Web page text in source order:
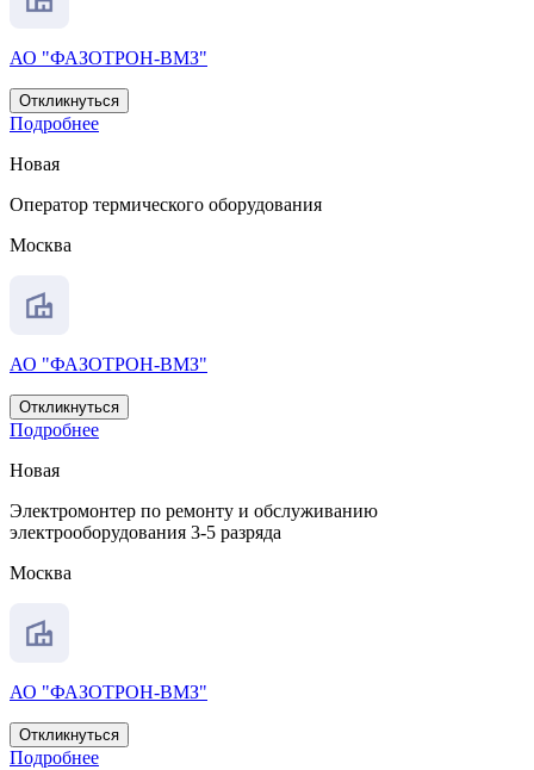
АО "ФАЗОТРОН-ВМЗ"
Откликнуться
Подробнее
Новая
Оператор термического оборудования
Москва
АО "ФАЗОТРОН-ВМЗ"
Откликнуться
Подробнее
Новая
Электромонтер по ремонту и обслуживанию
электрооборудования 3-5 разряда
Москва
АО "ФАЗОТРОН-ВМЗ"
Откликнуться
Подробнее